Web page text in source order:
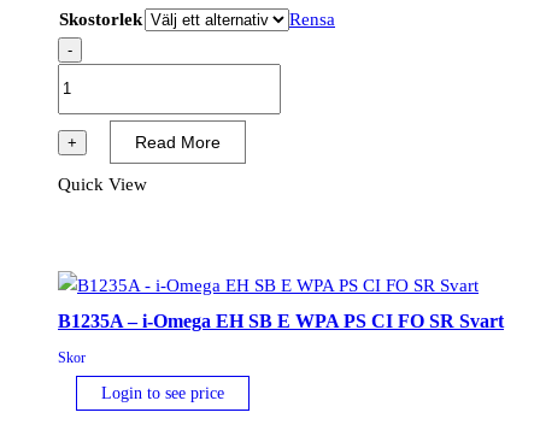
Skostorlek
Rensa
-
i-
S3L
FO
mängd
+ Read More
Quick View
B1235A – i-Omega EH SB E WPA PS CI FO SR Svart
Skor
Login to see price